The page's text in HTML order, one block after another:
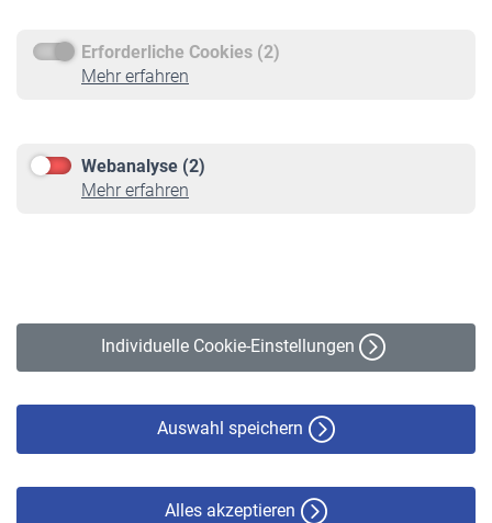
Erforderliche Cookies (2)
Mehr erfahren
Webanalyse (2)
Mehr erfahren
Individuelle Cookie-Einstellungen
Auswahl speichern
Alles akzeptieren
Service
Informationen
Online-Rechner
VBLnewsletter
Erklärung zur Barrierefreiheit